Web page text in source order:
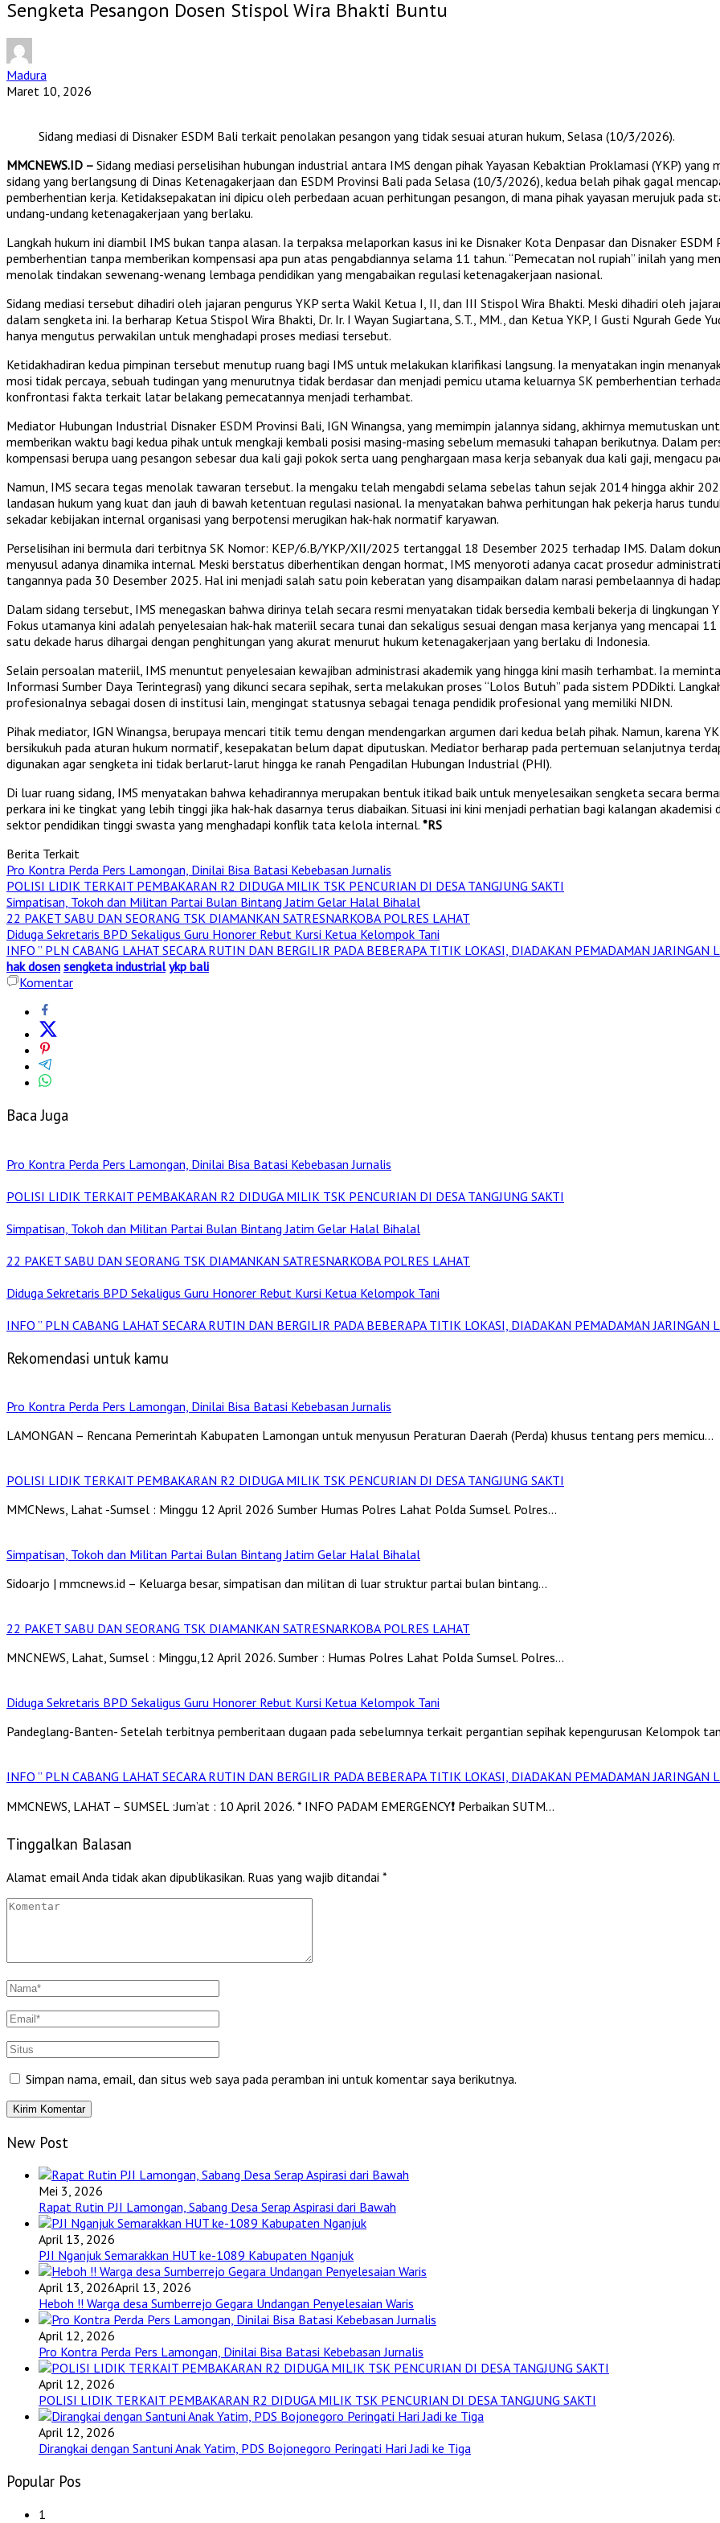
Sengketa Pesangon Dosen Stispol Wira Bhakti Buntu
Madura
Maret 10, 2026
Sidang mediasi di Disnaker ESDM Bali terkait penolakan pesangon yang tidak sesuai aturan hukum, Selasa (10/3/2026).
MMCNEWS.ID – Sidang mediasi perselisihan hubungan industrial antara IMS dengan pihak Yayasan Kebaktian Proklamasi (YKP)
sidang yang berlangsung di Dinas Ketenagakerjaan dan ESDM Provinsi Bali pada Selasa (10/3/2026), kedua belah pihak gagal
pemberhentian kerja. Ketidaksepakatan ini dipicu oleh perbedaan acuan perhitungan pesangon, di mana pihak yayasan merujuk
undang-undang ketenagakerjaan yang berlaku.
Langkah hukum ini diambil IMS bukan tanpa alasan. Ia terpaksa melaporkan kasus ini ke Disnaker Kota Denpasar dan Disnaker
pemberhentian tanpa memberikan kompensasi apa pun atas pengabdiannya selama 11 tahun. “Pemecatan nol rupiah” inilah yang
menolak tindakan sewenang-wenang lembaga pendidikan yang mengabaikan regulasi ketenagakerjaan nasional.
Sidang mediasi tersebut dihadiri oleh jajaran pengurus YKP serta Wakil Ketua I, II, dan III Stispol Wira Bhakti. Meski dihadiri oleh
dalam sengketa ini. Ia berharap Ketua Stispol Wira Bhakti, Dr. Ir. I Wayan Sugiartana, S.T., MM., dan Ketua YKP, I Gusti Ngurah Gede
hanya mengutus perwakilan untuk menghadapi proses mediasi tersebut.
Ketidakhadiran kedua pimpinan tersebut menutup ruang bagi IMS untuk melakukan klarifikasi langsung. Ia menyatakan ingin
mosi tidak percaya, sebuah tudingan yang menurutnya tidak berdasar dan menjadi pemicu utama keluarnya SK pemberhentian
konfrontasi fakta terkait latar belakang pemecatannya menjadi terhambat.
Mediator Hubungan Industrial Disnaker ESDM Provinsi Bali, IGN Winangsa, yang memimpin jalannya sidang, akhirnya memutuskan
memberikan waktu bagi kedua pihak untuk mengkaji kembali posisi masing-masing sebelum memasuki tahapan berikutnya. Dalam
kompensasi berupa uang pesangon sebesar dua kali gaji pokok serta uang penghargaan masa kerja sebanyak dua kali gaji,
Namun, IMS secara tegas menolak tawaran tersebut. Ia mengaku telah mengabdi selama sebelas tahun sejak 2014 hingga akhir
landasan hukum yang kuat dan jauh di bawah ketentuan regulasi nasional. Ia menyatakan bahwa perhitungan hak pekerja harus
sekadar kebijakan internal organisasi yang berpotensi merugikan hak-hak normatif karyawan.
Perselisihan ini bermula dari terbitnya SK Nomor: KEP/6.B/YKP/XII/2025 tertanggal 18 Desember 2025 terhadap IMS. Dalam
menyusul adanya dinamika internal. Meski berstatus diberhentikan dengan hormat, IMS menyoroti adanya cacat prosedur
tangannya pada 30 Desember 2025. Hal ini menjadi salah satu poin keberatan yang disampaikan dalam narasi pembelaannya di
Dalam sidang tersebut, IMS menegaskan bahwa dirinya telah secara resmi menyatakan tidak bersedia kembali bekerja di
Fokus utamanya kini adalah penyelesaian hak-hak materiil secara tunai dan sekaligus sesuai dengan masa kerjanya yang mencapai
satu dekade harus dihargai dengan penghitungan yang akurat menurut hukum ketenagakerjaan yang berlaku di Indonesia.
Selain persoalan materiil, IMS menuntut penyelesaian kewajiban administrasi akademik yang hingga kini masih terhambat. Ia
Informasi Sumber Daya Terintegrasi) yang dikunci secara sepihak, serta melakukan proses “Lolos Butuh” pada sistem PDDikti.
profesionalnya sebagai dosen di institusi lain, mengingat statusnya sebagai tenaga pendidik profesional yang memiliki NIDN.
Pihak mediator, IGN Winangsa, berupaya mencari titik temu dengan mendengarkan argumen dari kedua belah pihak. Namun, karena
bersikukuh pada aturan hukum normatif, kesepakatan belum dapat diputuskan. Mediator berharap pada pertemuan selanjutnya
digunakan agar sengketa ini tidak berlarut-larut hingga ke ranah Pengadilan Hubungan Industrial (PHI).
Di luar ruang sidang, IMS menyatakan bahwa kehadirannya merupakan bentuk itikad baik untuk menyelesaikan sengketa secara
perkara ini ke tingkat yang lebih tinggi jika hak-hak dasarnya terus diabaikan. Situasi ini kini menjadi perhatian bagi kalangan
sektor pendidikan tinggi swasta yang menghadapi konflik tata kelola internal. *RS
Berita Terkait
Pro Kontra Perda Pers Lamongan, Dinilai Bisa Batasi Kebebasan Jurnalis
POLISI LIDIK TERKAIT PEMBAKARAN R2 DIDUGA MILIK TSK PENCURIAN DI DESA TANGJUNG SAKTI
Simpatisan, Tokoh dan Militan Partai Bulan Bintang Jatim Gelar Halal Bihalal
22 PAKET SABU DAN SEORANG TSK DIAMANKAN SATRESNARKOBA POLRES LAHAT
Diduga Sekretaris BPD Sekaligus Guru Honorer Rebut Kursi Ketua Kelompok Tani
INFO ” PLN CABANG LAHAT SECARA RUTIN DAN BERGILIR PADA BEBERAPA TITIK LOKASI, DIADAKAN PEMADAMAN JARINGAN
hak dosen sengketa industrial ykp bali
Komentar
Baca Juga
Pro Kontra Perda Pers Lamongan, Dinilai Bisa Batasi Kebebasan Jurnalis
POLISI LIDIK TERKAIT PEMBAKARAN R2 DIDUGA MILIK TSK PENCURIAN DI DESA TANGJUNG SAKTI
Simpatisan, Tokoh dan Militan Partai Bulan Bintang Jatim Gelar Halal Bihalal
22 PAKET SABU DAN SEORANG TSK DIAMANKAN SATRESNARKOBA POLRES LAHAT
Diduga Sekretaris BPD Sekaligus Guru Honorer Rebut Kursi Ketua Kelompok Tani
INFO ” PLN CABANG LAHAT SECARA RUTIN DAN BERGILIR PADA BEBERAPA TITIK LOKASI, DIADAKAN PEMADAMAN JARINGAN
Rekomendasi untuk kamu
Pro Kontra Perda Pers Lamongan, Dinilai Bisa Batasi Kebebasan Jurnalis
LAMONGAN – Rencana Pemerintah Kabupaten Lamongan untuk menyusun Peraturan Daerah (Perda) khusus tentang pers memicu…
POLISI LIDIK TERKAIT PEMBAKARAN R2 DIDUGA MILIK TSK PENCURIAN DI DESA TANGJUNG SAKTI
MMCNews, Lahat -Sumsel : Minggu 12 April 2026 Sumber Humas Polres Lahat Polda Sumsel. Polres…
Simpatisan, Tokoh dan Militan Partai Bulan Bintang Jatim Gelar Halal Bihalal
Sidoarjo | mmcnews.id – Keluarga besar, simpatisan dan militan di luar struktur partai bulan bintang…
22 PAKET SABU DAN SEORANG TSK DIAMANKAN SATRESNARKOBA POLRES LAHAT
MNCNEWS, Lahat, Sumsel : Minggu,12 April 2026. Sumber : Humas Polres Lahat Polda Sumsel. Polres…
Diduga Sekretaris BPD Sekaligus Guru Honorer Rebut Kursi Ketua Kelompok Tani
Pandeglang-Banten- Setelah terbitnya pemberitaan dugaan pada sebelumnya terkait pergantian sepihak kepengurusan Kelompok
INFO ” PLN CABANG LAHAT SECARA RUTIN DAN BERGILIR PADA BEBERAPA TITIK LOKASI, DIADAKAN PEMADAMAN JARINGAN
MMCNEWS, LAHAT – SUMSEL :Jum’at : 10 April 2026. * INFO PADAM EMERGENCY❗️ Perbaikan SUTM…
Tinggalkan Balasan
Alamat email Anda tidak akan dipublikasikan. Ruas yang wajib ditandai *
Simpan nama, email, dan situs web saya pada peramban ini untuk komentar saya berikutnya.
New Post
Mei 3, 2026
Rapat Rutin PJI Lamongan, Sabang Desa Serap Aspirasi dari Bawah
April 13, 2026
PJI Nganjuk Semarakkan HUT ke-1089 Kabupaten Nganjuk
April 13, 2026April 13, 2026
Heboh !! Warga desa Sumberrejo Gegara Undangan Penyelesaian Waris
April 12, 2026
Pro Kontra Perda Pers Lamongan, Dinilai Bisa Batasi Kebebasan Jurnalis
April 12, 2026
POLISI LIDIK TERKAIT PEMBAKARAN R2 DIDUGA MILIK TSK PENCURIAN DI DESA TANGJUNG SAKTI
April 12, 2026
Dirangkai dengan Santuni Anak Yatim, PDS Bojonegoro Peringati Hari Jadi ke Tiga
Popular Pos
1